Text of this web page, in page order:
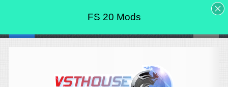
FS 20 Mods